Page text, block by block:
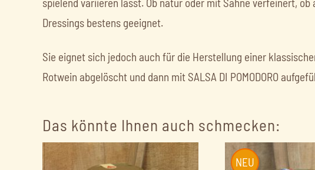
spielend variieren lässt. Ob natur oder mit Sahne verfeinert,
Dressings bestens geeignet.
Sie eignet sich jedoch auch für die Herstellung einer
Rotwein abgelöscht und dann mit SALSA DI POMODORO
Das könnte Ihnen auch schmecken:
NEU